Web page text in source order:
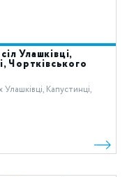
Улашківці,
Чортківського
Капустинці,